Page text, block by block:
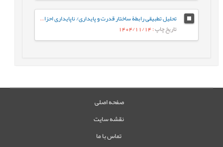
تحلیل تطبیقی رابطۀ ساختار قدرت و پایداری/ ناپایداری احزاب سیاسی در ساختارهای اقتدارگرا، دموکراتیک و شبه¬اقتدارگرا
تاریخ چاپ: 1404/11/14
صفحه اصلی
نقشه سایت
تماس با ما